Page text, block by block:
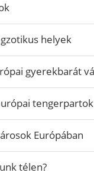
helyek
gyerekbarát
tengerpartok
Európában
télen?